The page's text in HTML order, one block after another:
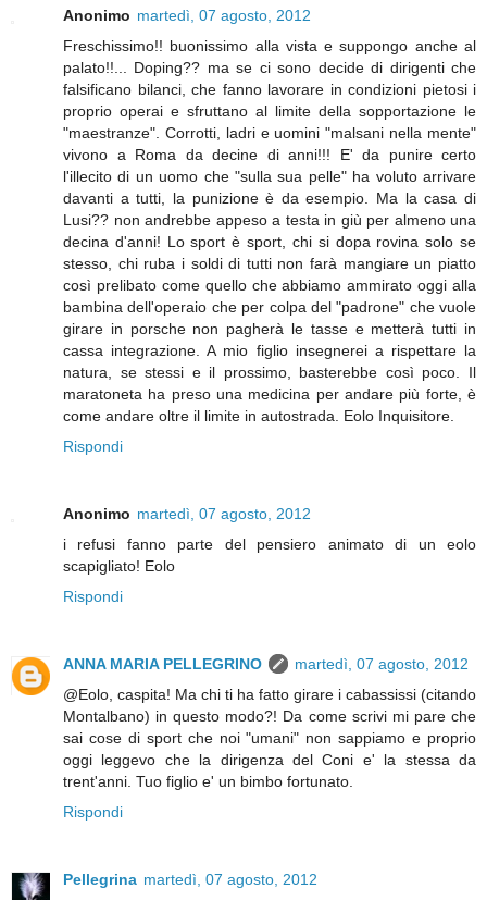
Anonimo martedì, 07 agosto, 2012
Freschissimo!! buonissimo alla vista e suppongo anche al
palato!!... Doping?? ma se ci sono decide di dirigenti che
falsificano bilanci, che fanno lavorare in condizioni pietosi i
proprio operai e sfruttano al limite della sopportazione le
"maestranze". Corrotti, ladri e uomini "malsani nella mente"
vivono a Roma da decine di anni!!! E' da punire certo
l'illecito di un uomo che "sulla sua pelle" ha voluto arrivare
davanti a tutti, la punizione è da esempio. Ma la casa di
Lusi?? non andrebbe appeso a testa in giù per almeno una
decina d'anni! Lo sport è sport, chi si dopa rovina solo se
stesso, chi ruba i soldi di tutti non farà mangiare un piatto
così prelibato come quello che abbiamo ammirato oggi alla
bambina dell'operaio che per colpa del "padrone" che vuole
girare in porsche non pagherà le tasse e metterà tutti in
cassa integrazione. A mio figlio insegnerei a rispettare la
natura, se stessi e il prossimo, basterebbe così poco. Il
maratoneta ha preso una medicina per andare più forte, è
come andare oltre il limite in autostrada. Eolo Inquisitore.
Rispondi
Anonimo martedì, 07 agosto, 2012
i refusi fanno parte del pensiero animato di un eolo
scapigliato! Eolo
Rispondi
ANNA MARIA PELLEGRINO
martedì, 07 agosto, 2012
@Eolo, caspita! Ma chi ti ha fatto girare i cabassissi (citando
Montalbano) in questo modo?! Da come scrivi mi pare che
sai cose di sport che noi "umani" non sappiamo e proprio
oggi leggevo che la dirigenza del Coni e' la stessa da
trent'anni. Tuo figlio e' un bimbo fortunato.
Rispondi
Pellegrina martedì, 07 agosto, 2012